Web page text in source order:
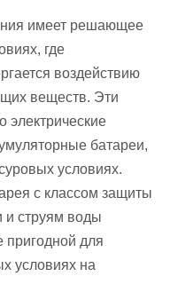
имеет решающее
где
воздействию
веществ. Эти
электрические
батареи,
условиях.
с классом защиты
и струям воды
пригодной для
условиях на